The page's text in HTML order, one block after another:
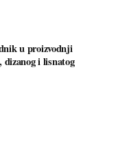
u proizvodnji
dizanog i lisnatog